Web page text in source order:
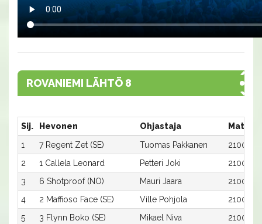
ROVANIEMI LÄHTÖ 8
Sij. Hevonen Ohjastaja
1
7 Regent Zet (SE) Tuomas Pakkanen
2100:7
2
1 Callela Leonard Petteri Joki
2100:1
3
6 Shotproof (NO) Mauri Jaara
2100:6
4
2 Maffioso Face (SE) Ville Pohjola
2100:2
5
3 Flynn Boko (SE) Mikael Niva 2100:3